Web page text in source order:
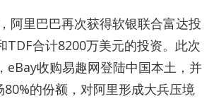
阿里巴巴再次获得软银联合富达投
TDF合计8200万美元的投资。此次
eBay收购易趣网登陆中国本土，并
80%的份额，对阿里形成大兵压境